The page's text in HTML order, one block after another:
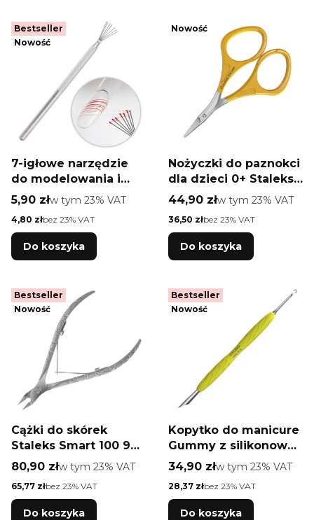
Bestseller
Nowość
7-igłowe narzędzie
do modelowania i
zdobień paznokci
Cena brutto
5,90 złw tym %s VAT
w tym 23% VAT
Cena netto
4,80 złbez 23% VAT
Do koszyka
Nowość
Nożyczki do paznokci
dla dzieci 0+ Staleks
Beauty & Care 11 TYPE
Cena brutto
44,90 złw tym %s VAT
w tym 23% VAT
Cena netto
36,50 złbez 23% VAT
Do koszyka
Bestseller
Nowość
Cążki do skórek
Staleks Smart 100 9
mm
Cena brutto
80,90 złw tym %s VAT
w tym 23% VAT
Cena netto
65,77 złbez 23% VAT
Do koszyka
Bestseller
Nowość
Kopytko do manicure
Gummy z silikonową
rękojeścią Staleks
Uniq 11 TYPE 2
kopytko skośne i
pierścień
Cena brutto
34,90 złw tym %s VAT
w tym 23% VAT
Cena netto
28,37 złbez 23% VAT
Do koszyka